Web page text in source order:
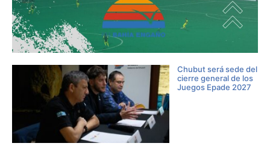
Chubut será sede del
cierre general de los
Juegos Epade 2027